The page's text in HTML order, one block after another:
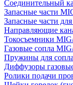
Соединительный
Запасные части
Запасные части
Направляющие
Токосъемники
Газовые сопла
Пружины для
Диффузоры
Ролики подачи